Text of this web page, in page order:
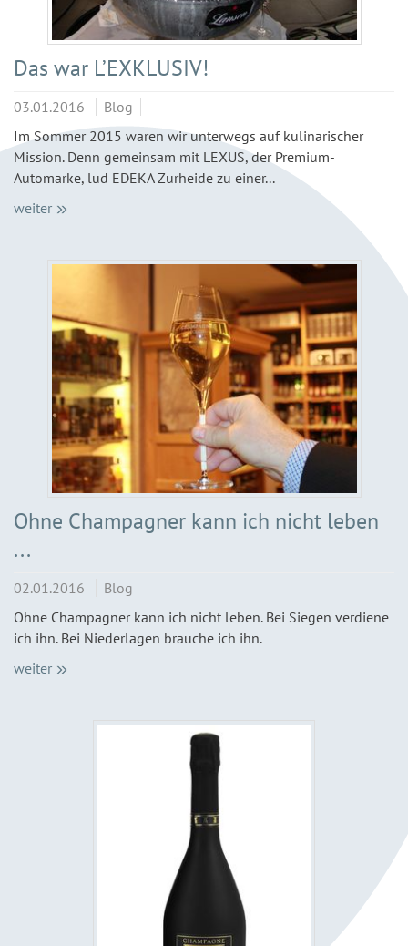
Das war L’EXKLUSIV!
03.01.2016
Blog
Im Sommer 2015 waren wir unterwegs auf kulinarischer
Mission. Denn gemeinsam mit LEXUS, der Premium-
Automarke, lud EDEKA Zurheide zu einer...
weiter
Ohne Champagner kann ich nicht leben
...
02.01.2016
Blog
Ohne Champagner kann ich nicht leben. Bei Siegen verdiene
ich ihn. Bei Niederlagen brauche ich ihn.
weiter